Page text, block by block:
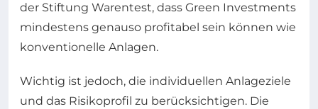
der Stiftung Warentest, dass Green Investments
mindestens genauso profitabel sein können wie
konventionelle Anlagen.
Wichtig ist jedoch, die individuellen Anlageziele
und das Risikoprofil zu berücksichtigen. Die